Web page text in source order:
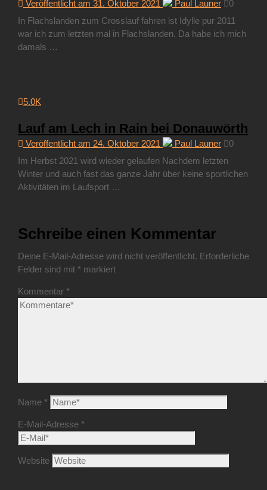
Veröffentlicht am 31. Oktober 2021 Paul Launer
0
In Flachslanden zum Crosslauf fahren ist Idylle pur 2011
war ich zum letzten mal in Flachslanden. Da habe ich mich
damals …
5.0K
Lauf am Lech in Rain bei Donauwörth
Veröffentlicht am 24. Oktober 2021 Paul Launer
0
Im Herbst 2021 wird wieder gelaufen Nachdem letzten
Winter und auch fast das ganze Jahr über keine sportlichen
Aktivitäten im Laufsport …
Schreibe einen Kommentar
Deine E-Mail-Adresse wird nicht veröffentlicht. Erforderliche
Felder sind mit * markiert
Kommentar *
Name *
E-Mail-Adresse *
Website